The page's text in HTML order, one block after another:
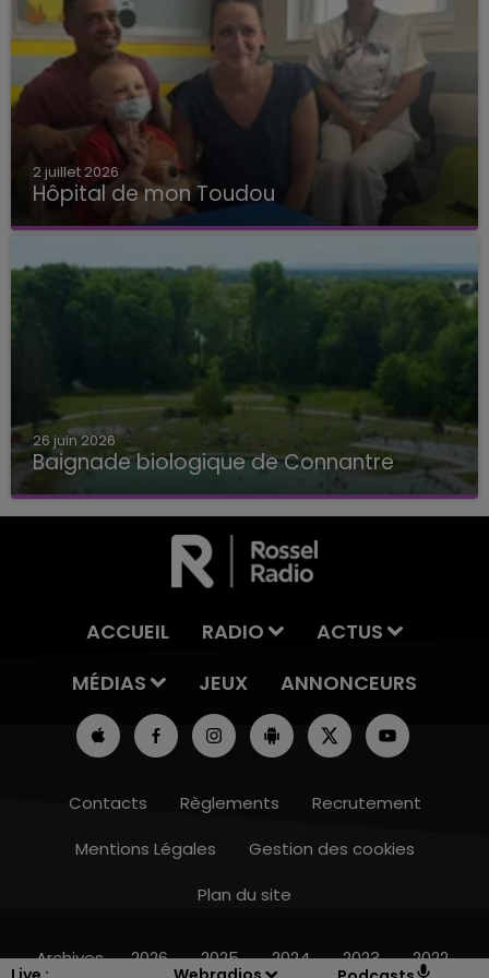
14h00 - 15h00
2 juillet 2026
Hôpital de mon Toudou
Hôpital de mon Toudou
26 juin 2026
Baignade biologique de Connantre
Baignade biologique de Connantre
ACCUEIL RADIO
ACTUS
MÉDIAS
JEUX ANNONCEURS
Contacts Règlements
Recrutement
Mentions Légales
Gestion des cookies
Plan du site
Archives 2026 2025 2024 2023 2022